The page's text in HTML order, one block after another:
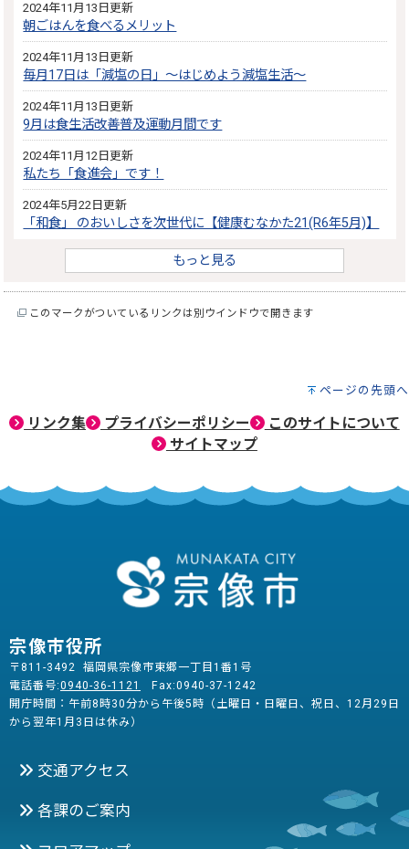
2024年11月13日更新
朝ごはんを食べるメリット
2024年11月13日更新
毎月17日は「減塩の日」～はじめよう減塩生活～
2024年11月13日更新
9月は食生活改善普及運動月間です
2024年11月12日更新
私たち「食進会」です！
2024年5月22日更新
「和食」 のおいしさを次世代に【健康むなかた21(R6年5月)】
もっと見る
このマークがついているリンクは別ウインドウで開きます
ページの先頭へ
リンク集 プライバシーポリシー
このサイトについて
サイトマップ
宗像市役所
〒811-3492 福岡県宗像市東郷一丁目1番1号
電話番号:0940-36-1121
Fax:0940-37-1242
開庁時間：午前8時30分から午後5時（土曜日・日曜日、祝日、12月29日
から翌年1月3日は休み）
交通アクセス
各課のご案内